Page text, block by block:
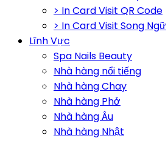
> In Card Visit QR Code
> In Card Visit Song Ngữ
Lĩnh Vực
Spa Nails Beauty
Nhà hàng nổi tiếng
Nhà hàng Chay
Nhà hàng Phở
Nhà hàng Âu
Nhà hàng Nhật